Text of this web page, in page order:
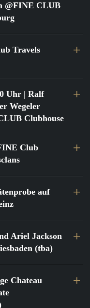
@FINE CLUB
Travels
Uhr | Ralf
Wegeler
Clubhouse
Club
auf
Ariel Jackson
(tba)
Chateau